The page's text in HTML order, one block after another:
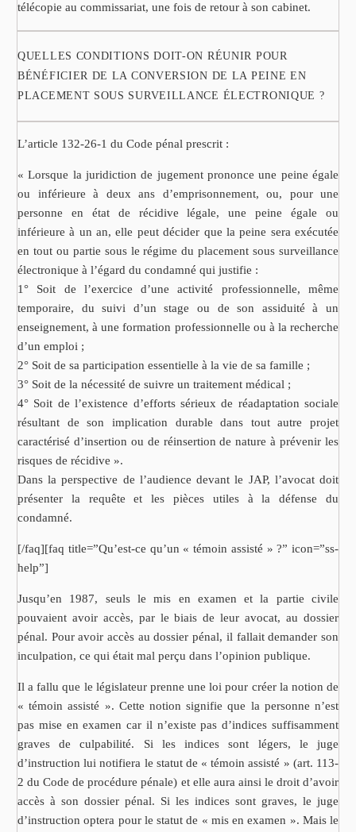
télécopie au commissariat, une fois de retour à son cabinet.
QUELLES CONDITIONS DOIT-ON RÉUNIR POUR
BÉNÉFICIER DE LA CONVERSION DE LA PEINE EN
PLACEMENT SOUS SURVEILLANCE ÉLECTRONIQUE ?
L’article 132-26-1 du Code pénal prescrit :
« Lorsque la juridiction de jugement prononce une peine égale
ou inférieure à deux ans d’emprisonnement, ou, pour une
personne en état de récidive légale, une peine égale ou
inférieure à un an, elle peut décider que la peine sera exécutée
en tout ou partie sous le régime du placement sous surveillance
électronique à l’égard du condamné qui justifie :
1° Soit de l’exercice d’une activité professionnelle, même
temporaire, du suivi d’un stage ou de son assiduité à un
enseignement, à une formation professionnelle ou à la recherche
d’un emploi ;
2° Soit de sa participation essentielle à la vie de sa famille ;
3° Soit de la nécessité de suivre un traitement médical ;
4° Soit de l’existence d’efforts sérieux de réadaptation sociale
résultant de son implication durable dans tout autre projet
caractérisé d’insertion ou de réinsertion de nature à prévenir les
risques de récidive ».
Dans la perspective de l’audience devant le JAP, l’avocat doit
présenter la requête et les pièces utiles à la défense du
condamné.
[/faq][faq title=”Qu’est-ce qu’un « témoin assisté » ?” icon=”ss-
help”]
Jusqu’en 1987, seuls le mis en examen et la partie civile
pouvaient avoir accès, par le biais de leur avocat, au dossier
pénal. Pour avoir accès au dossier pénal, il fallait demander son
inculpation, ce qui était mal perçu dans l’opinion publique.
Il a fallu que le législateur prenne une loi pour créer la notion de
« témoin assisté ». Cette notion signifie que la personne n’est
pas mise en examen car il n’existe pas d’indices suffisamment
graves de culpabilité. Si les indices sont légers, le juge
d’instruction lui notifiera le statut de « témoin assisté » (art. 113-
2 du Code de procédure pénale) et elle aura ainsi le droit d’avoir
accès à son dossier pénal. Si les indices sont graves, le juge
d’instruction optera pour le statut de « mis en examen ». Mais le